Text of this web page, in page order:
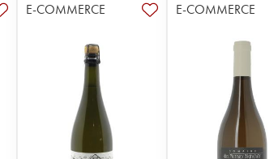
E-COMMERCE E-COMMERCE